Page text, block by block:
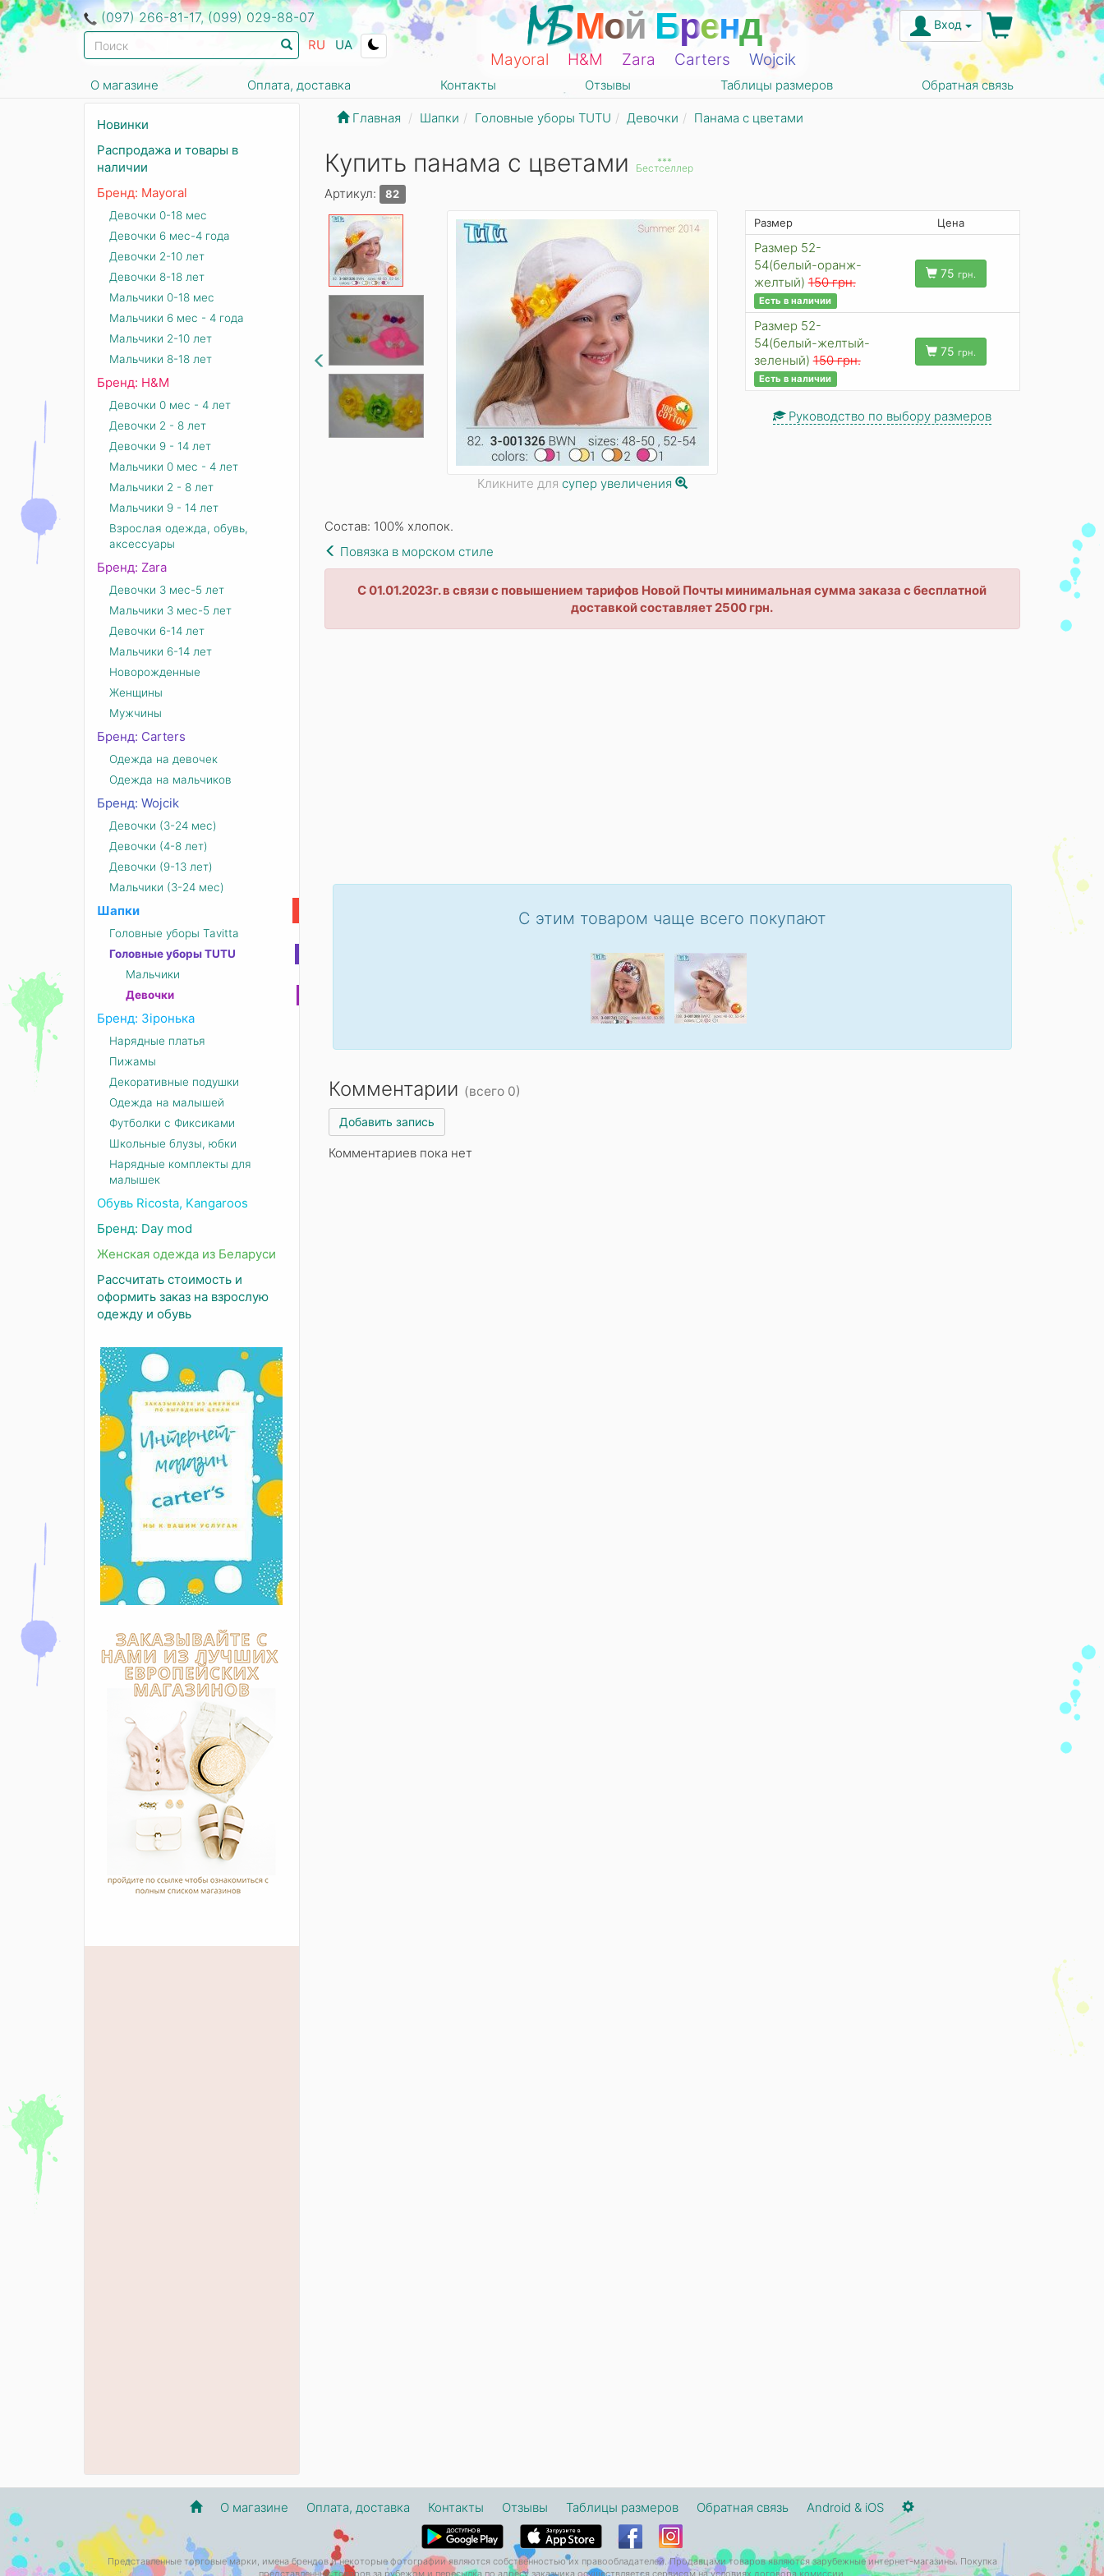
(097) 266-81-17, (099) 029-88-07
RU UA Мой Бренд
Mayoral Н&М Zara Carters Wojcik
Вход
О магазине Оплата, доставка Контакты Отзывы Таблицы размеров Обратная связь
Главная Шапки Головные уборы TUTU Девочки Панама с цветами
Купить панама с цветами ***
Бестселлер
Артикул: 82
Кликните для супер увеличения
Размер Цена
Размер 52-
54(белый-оранж-
желтый) 150 грн.
Есть в наличии
75 грн.
Размер 52-
54(белый-желтый-
зеленый) 150 грн.
Есть в наличии
75 грн.
Руководство по выбору размеров
Состав: 100% хлопок.
Повязка в морском стиле
С 01.01.2023г. в связи с повышением тарифов Новой Почты минимальная сумма заказа с бесплатной
доставкой составляет 2500 грн.
С этим товаром чаще всего покупают
Комментарии (всего 0)
Добавить запись
Комментариев пока нет
Новинки
Распродажа и товары в
наличии
Бренд: Mayoral
Девочки 0-18 мес
Девочки 6 мес-4 года
Девочки 2-10 лет
Девочки 8-18 лет
Мальчики 0-18 мес
Мальчики 6 мес - 4 года
Мальчики 2-10 лет
Мальчики 8-18 лет
Бренд: Н&М
Девочки 0 мес - 4 лет
Девочки 2 - 8 лет
Девочки 9 - 14 лет
Мальчики 0 мес - 4 лет
Мальчики 2 - 8 лет
Мальчики 9 - 14 лет
Взрослая одежда, обувь,
аксессуары
Бренд: Zara
Девочки 3 мес-5 лет
Мальчики 3 мес-5 лет
Девочки 6-14 лет
Мальчики 6-14 лет
Новорожденные
Женщины
Мужчины
Бренд: Carters
Одежда на девочек
Одежда на мальчиков
Бренд: Wojcik
Девочки (3-24 мес)
Девочки (4-8 лет)
Девочки (9-13 лет)
Мальчики (3-24 мес)
Шапки
Головные уборы Tavitta
Головные уборы TUTU
Мальчики
Девочки
Бренд: Зіронька
Нарядные платья
Пижамы
Декоративные подушки
Одежда на малышей
Футболки с Фиксиками
Школьные блузы, юбки
Нарядные комплекты для
малышек
Обувь Ricosta, Kangaroos
Бренд: Day mod
Женская одежда из Беларуси
Рассчитать стоимость и
оформить заказ на взрослую
одежду и обувь
О магазине Оплата, доставка Контакты Отзывы Таблицы размеров Обратная связь Android & iOS
Представленные торговые марки, имена брендов и некоторые фотографии являются собственностью их правообладателей. Продавцами товаров являются зарубежные интернет-магазины. Покупка
представленных товаров за рубежом и пересылка по адресу заказчика осуществляется сервисом на условиях договора комиссии.